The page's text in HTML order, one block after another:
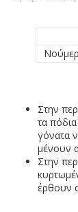
Στην
τα
γόνατα
μένουν
Στην
έρθουν